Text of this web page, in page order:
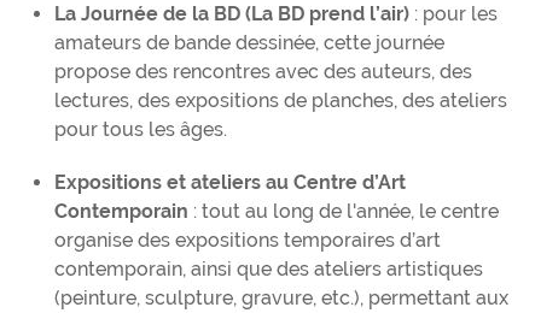
La Journée de la BD (La BD prend l’air) : pour les
amateurs de bande dessinée, cette journée
propose des rencontres avec des auteurs, des
lectures, des expositions de planches, des ateliers
pour tous les âges.
Expositions et ateliers au Centre d’Art
Contemporain : tout au long de l'année, le centre
organise des expositions temporaires d’art
contemporain, ainsi que des ateliers artistiques
(peinture, sculpture, gravure, etc.), permettant aux